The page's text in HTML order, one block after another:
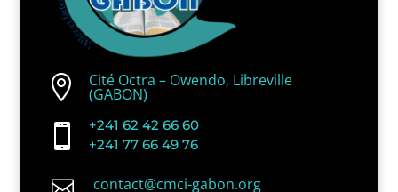
 Cité Octra – Owendo, Libreville
(GABON)

+241 62 42 66 60
+241 77 66 49 76
contact@cmci-gabon.org